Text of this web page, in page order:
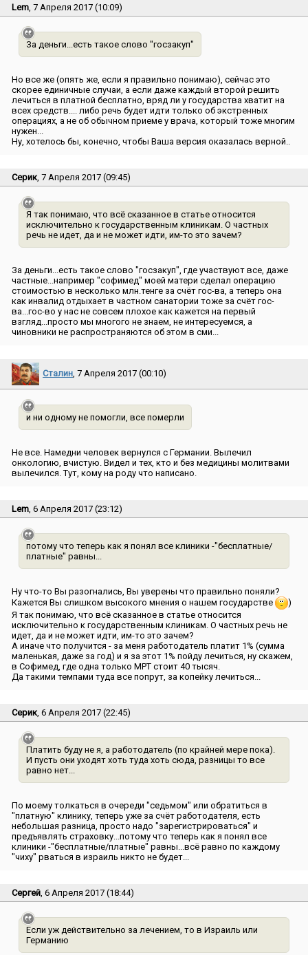
Lem , 7 Апреля 2017 (10:09)
За деньги...есть такое слово ″госзакуп″
Но все же (опять же, если я правильно понимаю), сейчас это
скорее единичные случаи, а если даже каждый второй решить
лечиться в платной бесплатно, вряд ли у государства хватит на
всех средств.... либо речь будет идти только об экстренных
операциях, а не об обычном приеме у врача, который тоже многим
нужен...
Ну, хотелось бы, конечно, чтобы Ваша версия оказалась верной..
Серик , 7 Апреля 2017 (09:45)
Я так понимаю, что всё сказанное в статье относится
исключительно к государственным клиникам. О частных
речь не идет, да и не может идти, им-то это зачем?
За деньги...есть такое слово ″госзакуп″, где участвуют все, даже
частные...например ″софимед″ моей матери сделал операцию
стоимостью в несколько млн.тенге за счёт гос-ва, а теперь она
как инвалид отдыхает в частном санатории тоже за счёт гос-
ва...гос-во у нас не совсем плохое как кажется на первый
взгляд...просто мы многого не знаем, не интересуемся, а
чиновники не распространяются об этом в сми...
Сталин, 7 Апреля 2017 (00:10)
и ни одному не помогли, все померли
Не все. Намедни человек вернулся с Германии. Вылечил
онкологию, вчистую. Видел и тех, кто и без медицины молитвами
вылечился. Тут, кому на роду что написано.
Lem, 6 Апреля 2017 (23:12)
потому что теперь как я понял все клиники -″бесплатные/
платные″ равны...
Ну что-то Вы разогнались, Вы уверены что правильно поняли?
Кажется Вы слишком высокого мнения о нашем государстве
)
Я так понимаю, что всё сказанное в статье относится
исключительно к государственным клиникам. О частных речь не
идет, да и не может идти, им-то это зачем?
А иначе что получится - за меня работодатель платит 1% (сумма
маленькая, даже за год) и я за этот 1% пойду лечиться, ну скажем,
в Софимед, где одна только МРТ стоит 40 тысяч.
Да такими темпами туда все попрут, за копейку лечиться...
Серик, 6 Апреля 2017 (22:45)
Платить буду не я, а работодатель (по крайней мере пока).
И пусть они уходят хоть туда хоть сюда, разницы то все
равно нет...
По моему толкаться в очереди ″седьмом″ или обратиться в
″платную″ клинику, теперь уже за счёт работодателя, есть
небольшая разница, просто надо ″зарегистрироваться″ и
предъявлять страховку...потому что теперь как я понял все
клиники -″бесплатные/платные″ равны...всё равно по каждому
″чиху″ рваться в израиль никто не будет...
Сергей, 6 Апреля 2017 (18:44)
Если уж действительно за лечением, то в Израиль или
Германию